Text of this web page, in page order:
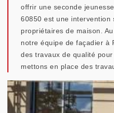
offrir une seconde
60850 est une intervention
propriétaires de maison.
notre équipe de façadier à
des travaux de qualité
mettons en place des